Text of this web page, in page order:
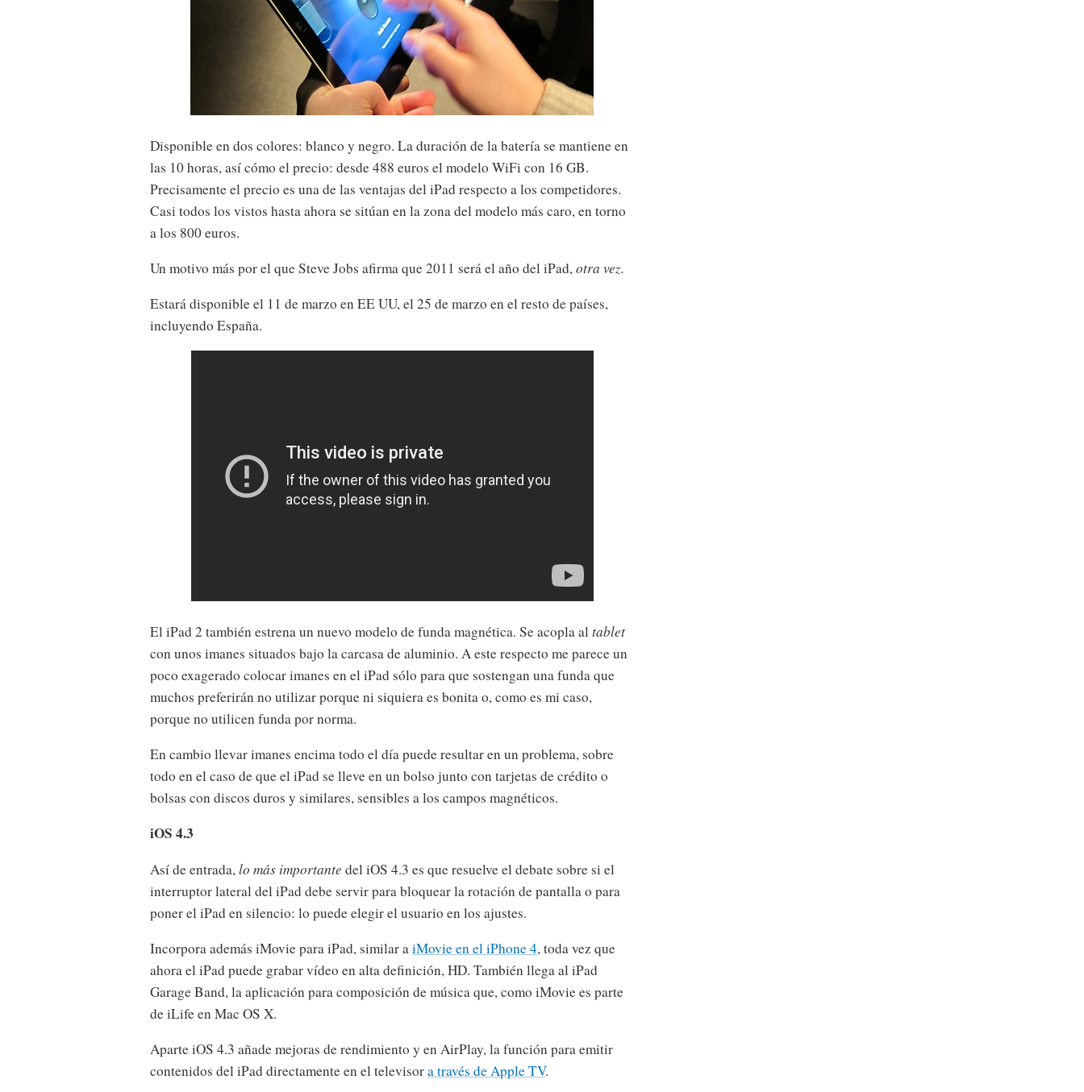
Disponible en dos colores: blanco y negro. La duración de la batería se mantiene en
las 10 horas, así cómo el precio: desde 488 euros el modelo WiFi con 16 GB.
Precisamente el precio es una de las ventajas del iPad respecto a los competidores.
Casi todos los vistos hasta ahora se sitúan en la zona del modelo más caro, en torno
a los 800 euros.
Un motivo más por el que Steve Jobs afirma que 2011 será el año del iPad,otra vez.
Estará disponible el 11 de marzo en EE UU, el 25 de marzo en el resto de países,
incluyendo España.
El iPad 2 también estrena un nuevo modelo de funda magnética. Se acopla altablet
con unos imanes situados bajo la carcasa de aluminio. A este respecto me parece un
poco exagerado colocar imanes en el iPad sólo para que sostengan una funda que
muchos preferirán no utilizar porque ni siquiera es bonita o, como es mi caso,
porque no utilicen funda por norma.
En cambio llevar imanes encima todo el día puede resultar en un problema, sobre
todo en el caso de que el iPad se lleve en un bolso junto con tarjetas de crédito o
bolsas con discos duros y similares, sensibles a los campos magnéticos.
iOS 4.3
Así de entrada, lo más importante del iOS 4.3 es que resuelve el debate sobre si el
interruptor lateral del iPad debe servir para bloquear la rotación de pantalla o para
poner el iPad en silencio: lo puede elegir el usuario en los ajustes.
Incorpora además iMovie para iPad, similar aiMovie en el iPhone 4, toda vez que
ahora el iPad puede grabar vídeo en alta definición, HD. También llega al iPad
Garage Band, la aplicación para composición de música que, como iMovie es parte
de iLife en Mac OS X.
Aparte iOS 4.3 añade mejoras de rendimiento y en AirPlay, la función para emitir
contenidos del iPad directamente en el televisora través de Apple TV.